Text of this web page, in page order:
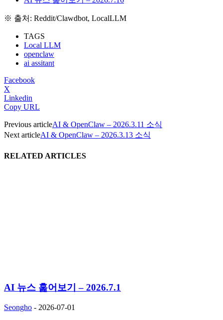
※ 출처: Reddit/Clawdbot, LocalLLM
TAGS
Local LLM
openclaw
ai assitant
Facebook
X
Linkedin
Copy URL
Previous articleAI & OpenClaw – 2026.3.11 소식
Next articleAI & OpenClaw – 2026.3.13 소식
RELATED ARTICLES
AI 뉴스 훑어보기 – 2026.7.1
Seongho - 2026-07-01